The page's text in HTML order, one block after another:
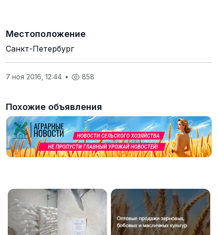
Местоположение
Санкт-Петербург
7 ноя 2016, 12:44 • 858
Похожие объявления